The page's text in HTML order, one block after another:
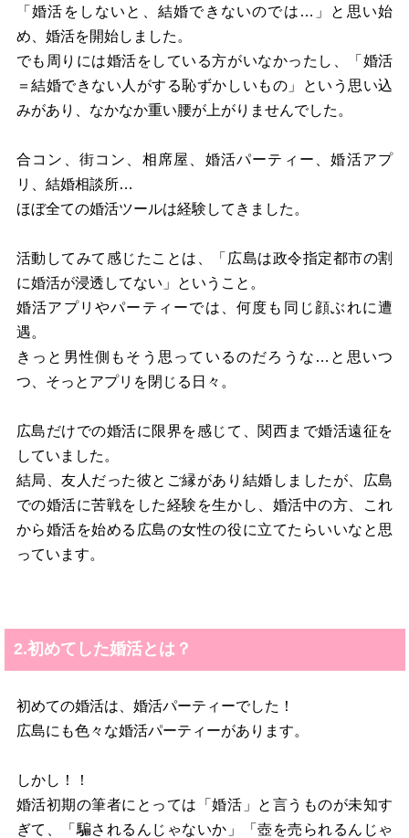
「婚活をしないと、結婚できないのでは…」と思い始
め、婚活を開始しました。
でも周りには婚活をしている方がいなかったし、「婚活
＝結婚できない人がする恥ずかしいもの」という思い込
みがあり、なかなか重い腰が上がりませんでした。
合コン、街コン、相席屋、婚活パーティー、婚活アプ
リ、結婚相談所…
ほぼ全ての婚活ツールは経験してきました。
活動してみて感じたことは、「広島は政令指定都市の割
に婚活が浸透してない」ということ。
婚活アプリやパーティーでは、何度も同じ顔ぶれに遭
遇。
きっと男性側もそう思っているのだろうな…と思いつ
つ、そっとアプリを閉じる日々。
広島だけでの婚活に限界を感じて、関西まで婚活遠征を
していました。
結局、友人だった彼とご縁があり結婚しましたが、広島
での婚活に苦戦をした経験を生かし、婚活中の方、これ
から婚活を始める広島の女性の役に立てたらいいなと思
っています。
2.初めてした婚活とは？
初めての婚活は、婚活パーティーでした！
広島にも色々な婚活パーティーがあります。
しかし！！
婚活初期の筆者にとっては「婚活」と言うものが未知す
ぎて、「騙されるんじゃないか」「壺を売られるんじゃ